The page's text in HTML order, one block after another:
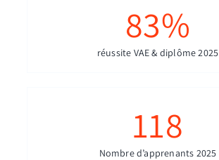
83%
réussite VAE & diplôme 2025
118
Nombre d’apprenants 2025